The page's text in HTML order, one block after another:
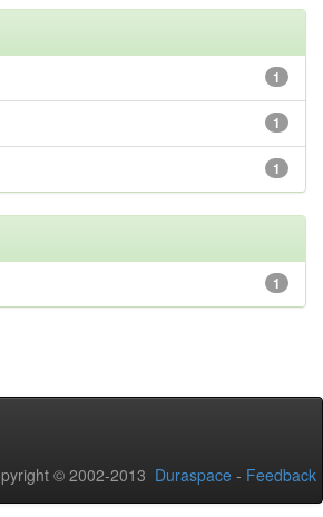
1
1
1
1
© 2002-2013 Duraspace - Feedback